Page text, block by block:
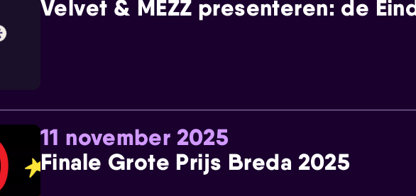
Velvet & MEZZ presenteren: de
11 november 2025
Finale Grote Prijs Breda 2025